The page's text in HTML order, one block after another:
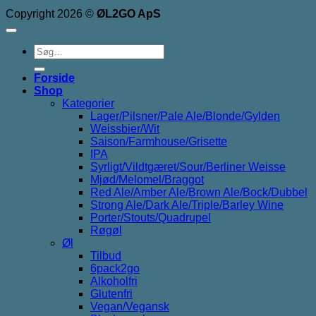
Copyright 2026 © ØL2GO ApS
Søg
efter:
Forside
Shop
Kategorier
Lager/Pilsner/Pale Ale/Blonde/Gylden
Weissbier/Wit
Saison/Farmhouse/Grisette
IPA
Syrligt/Vildtgæret/Sour/Berliner Weisse
Mjød/Melomel/Braggot
Red Ale/Amber Ale/Brown Ale/Bock/Dubbel
Strong Ale/Dark Ale/Triple/Barley Wine
Porter/Stouts/Quadrupel
Røgøl
Øl
Tilbud
6pack2go
Alkoholfri
Glutenfri
Vegan/Vegansk